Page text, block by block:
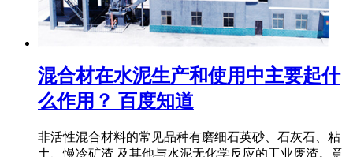
混合材在水泥生产和使用中主要起什
么作用？ 百度知道
非活性混合材料的常见品种有磨细石英砂、石灰石、粘
土、慢冷矿渣 及其他与水泥无化学反应的工业废渣。意